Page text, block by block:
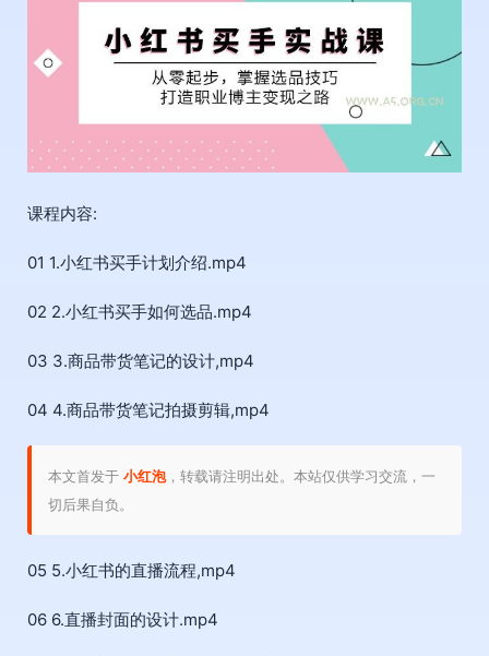
课程内容:
01 1.小红书买手计划介绍.mp4
02 2.小红书买手如何选品.mp4
03 3.商品带货笔记的设计,mp4
04 4.商品带货笔记拍摄剪辑,mp4
本文首发于 小红泡，转载请注明出处。本站仅供学习交流，一
切后果自负。
05 5.小红书的直播流程,mp4
06 6.直播封面的设计.mp4